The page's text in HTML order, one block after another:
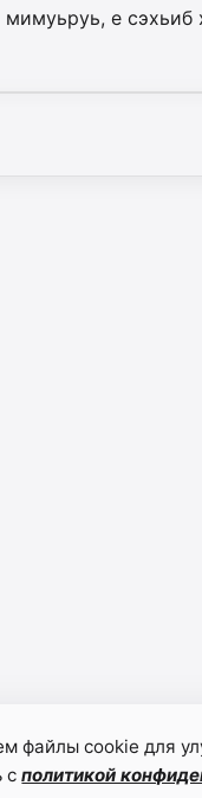
мимуьруь, е
файлы cookie для
сполитикой